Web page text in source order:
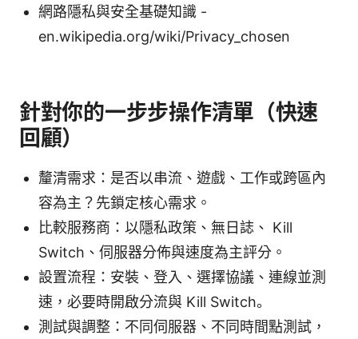
網路隱私與安全基礎知識 -
en.wikipedia.org/wiki/Privacy_chosen
針對你的一步步操作清單（快速
回顧）
釐清需求：是否以串流、遊戲、工作或跨區內
容為主？先鎖定核心需求。
比較服務商：以隱私政策、無日誌、 Kill
Switch、伺服器分佈與速度為主評分。
設置流程：安裝、登入、選擇協議、連線並測
速，必要時開啟分流與 Kill Switch。
測試與調整：不同伺服器、不同時間點測試，